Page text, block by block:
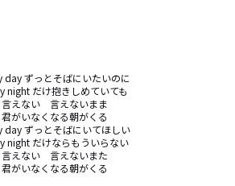
day ずっとそばにいたいのに
night だけ抱きしめていても
言えない　言えないまま
君がいなくなる朝がくる
day ずっとそばにいてほしい
night だけならもういらない
言えない　言えないまた
君がいなくなる朝がくる